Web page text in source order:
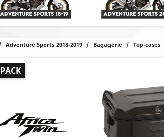
Adventure Sports 2018-2019 Bagagerie Top-cases
PACK